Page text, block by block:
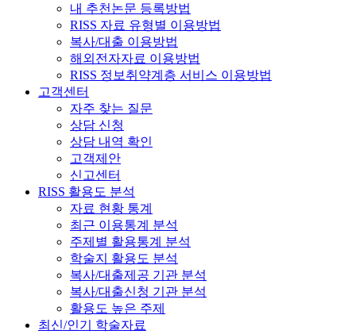
내 추천논문 등록방법
RISS 자료 유형별 이용방법
복사/대출 이용방법
해외전자자료 이용방법
RISS 정보취약계층 서비스 이용방법
고객센터
자주 찾는 질문
상담 신청
상담 내역 확인
고객제안
신고센터
RISS 활용도 분석
자료 현황 통계
최근 이용통계 분석
주제별 활용통계 분석
학술지 활용도 분석
복사/대출제공 기관 분석
복사/대출신청 기관 분석
활용도 높은 주제
최신/인기 학술자료